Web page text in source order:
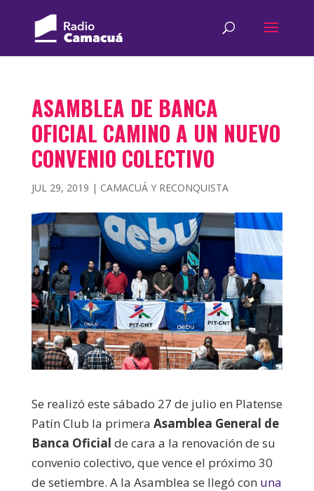
ASAMBLEA DE BANCA
OFICIAL CAMINO A UN NUEVO
CONVENIO COLECTIVO
JUL 29, 2019 | CAMACUÁ Y RECONQUISTA
Se realizó este sábado 27 de julio en Platense
Patín Club la primera Asamblea General de
Banca Oficial de cara a la renovación de su
convenio colectivo, que vence el próximo 30
de setiembre. A la Asamblea se llegó con una